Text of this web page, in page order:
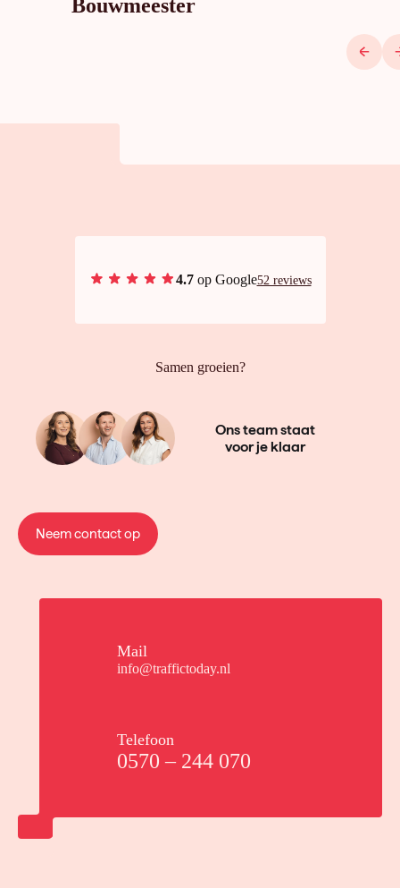
Bouwmeester
4.7op Google52 reviews
Samen groeien?
Ons team staat
voor je klaar
Neem contact op
Mail
info@traffictoday.nl
Telefoon
0570 – 244 070